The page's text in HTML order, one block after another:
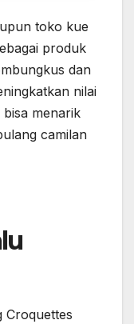
toko kue
produk
dan
nilai
menarik
camilan
Croquettes